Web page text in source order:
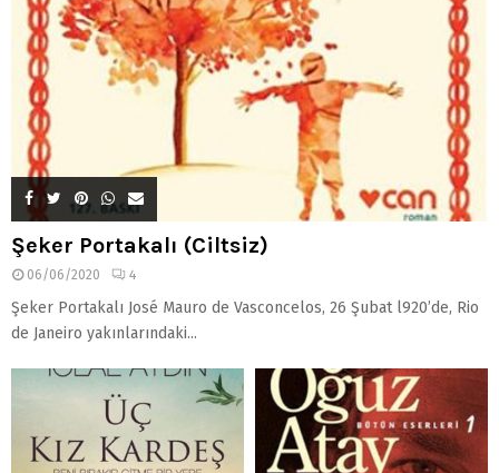
Şeker Portakalı (Ciltsiz)
06/06/2020 4
Şeker Portakalı José Mauro de Vasconcelos, 26 Şubat l920’de, Rio
de Janeiro yakınlarındaki...